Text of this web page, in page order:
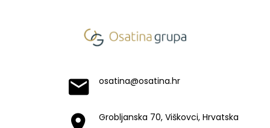
osatina@osatina.hr
Grobljanska 70, Viškovci, Hrvatska